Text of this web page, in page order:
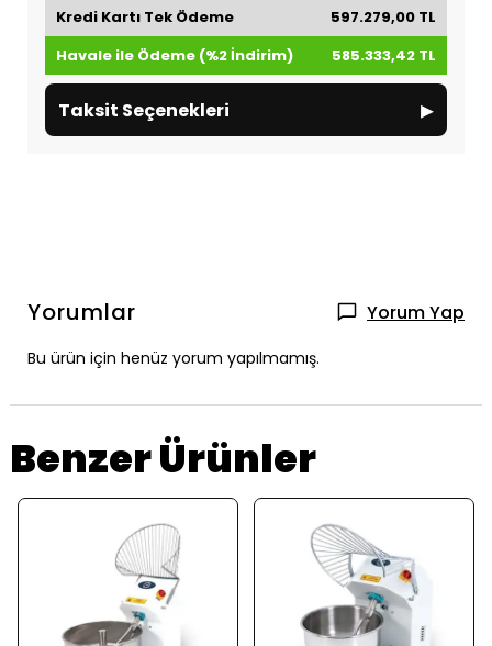
Kredi Kartı Tek Ödeme
597.279,00 TL
Havale ile Ödeme (%2 İndirim)
585.333,42 TL
Taksit Seçenekleri ▸
Yorumlar Yorum Yap
Bu ürün için henüz yorum yapılmamış.
Benzer Ürünler